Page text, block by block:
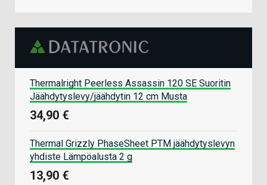
Thermalright Peerless Assassin 120 SE Suoritin
Jäähdytyslevy/jäähdytin 12 cm Musta
34,90 €
Thermal Grizzly PhaseSheet PTM jäähdytyslevyn
yhdiste Lämpöalusta 2 g
13,90 €